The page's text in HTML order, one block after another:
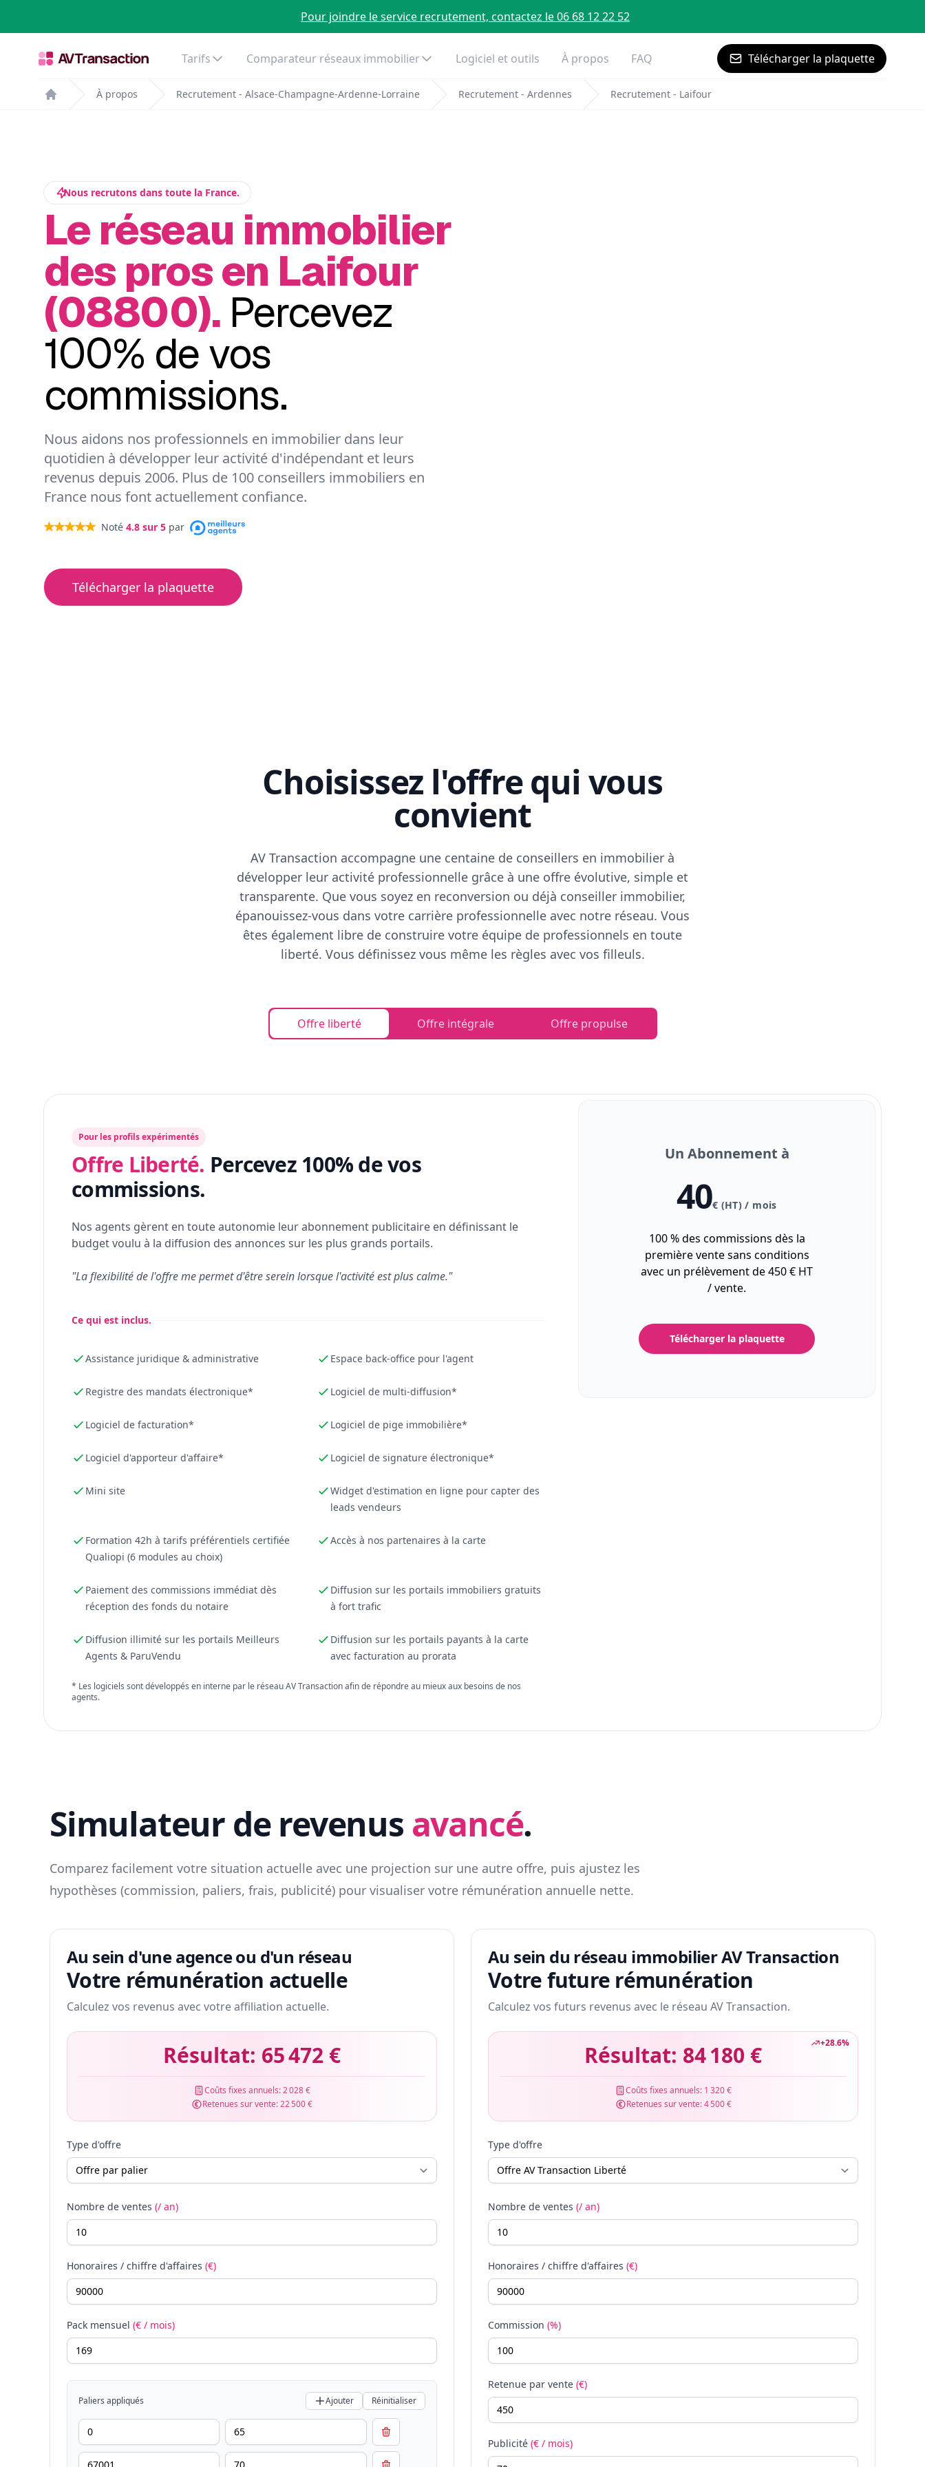
Pour joindre le service recrutement, contactez le 06 68 12 22 52
Tarifs Comparateur réseaux immobilier Logiciel et outils À propos FAQ Télécharger la plaquette
Home
À propos Recrutement - Alsace-Champagne-Ardenne-Lorraine Recrutement - Ardennes Recrutement - Laifour
Nous recrutons dans toute la France.
Le réseau immobilier
des pros en Laifour
(08800). Percevez
100% de vos
commissions.
Nous aidons nos professionnels en immobilier dans leur
quotidien à développer leur activité d'indépendant et leurs
revenus depuis 2006. Plus de 100 conseillers immobiliers en
France nous font actuellement confiance.
Noté 4.8 sur 5 par
Télécharger la plaquette
Choisissez l'offre qui vous
convient
AV Transaction accompagne une centaine de conseillers en immobilier à
développer leur activité professionnelle grâce à une offre évolutive, simple et
transparente. Que vous soyez en reconversion ou déjà conseiller immobilier,
épanouissez-vous dans votre carrière professionnelle avec notre réseau. Vous
êtes également libre de construire votre équipe de professionnels en toute
liberté. Vous définissez vous même les règles avec vos filleuls.
Offre liberté Offre intégrale Offre propulse
Pour les profils expérimentés
Offre Liberté. Percevez 100% de vos
commissions.
Nos agents gèrent en toute autonomie leur abonnement publicitaire en définissant le
budget voulu à la diffusion des annonces sur les plus grands portails.
"La flexibilité de l'offre me permet d'être serein lorsque l'activité est plus calme."
Ce qui est inclus.
Assistance juridique & administrative Espace back-office pour l'agent
Registre des mandats électronique* Logiciel de multi-diffusion*
Logiciel de facturation* Logiciel de pige immobilière*
Logiciel d'apporteur d'affaire* Logiciel de signature électronique*
Mini site
Widget d'estimation en ligne pour capter des
leads vendeurs
Formation 42h à tarifs préférentiels certifiée
Qualiopi (6 modules au choix)
Accès à nos partenaires à la carte
Paiement des commissions immédiat dès
réception des fonds du notaire
Diffusion sur les portails immobiliers gratuits
à fort trafic
Diffusion illimité sur les portails Meilleurs
Agents & ParuVendu
Diffusion sur les portails payants à la carte
avec facturation au prorata
* Les logiciels sont développés en interne par le réseau AV Transaction afin de répondre au mieux aux besoins de nos
agents.
Un Abonnement à
40€ (HT) / mois
100 % des commissions dès la
première vente sans conditions
avec un prélèvement de 450 € HT
/ vente.
Télécharger la plaquette
Simulateur de revenus avancé.
Comparez facilement votre situation actuelle avec une projection sur une autre offre, puis ajustez les
hypothèses (commission, paliers, frais, publicité) pour visualiser votre rémunération annuelle nette.
Au sein d'une agence ou d'un réseau
Votre rémunération actuelle
Calculez vos revenus avec votre affiliation actuelle.
Résultat: 65 472 €
Coûts fixes annuels:2 028 €
Retenues sur vente:22 500 €
Type d'offre
Nombre de ventes (/ an)
Honoraires / chiffre d'affaires (€)
Pack mensuel (€ / mois)
Paliers appliqués Ajouter Réinitialiser
Au sein du réseau immobilier AV Transaction
Votre future rémunération
Calculez vos futurs revenus avec le réseau AV Transaction.
+28.6%
Résultat: 84 180 €
Coûts fixes annuels: 1 320 €
Retenues sur vente:4 500 €
Type d'offre
Nombre de ventes (/ an)
Honoraires / chiffre d'affaires (€)
Commission (%)
Retenue par vente (€)
Publicité (€ / mois)